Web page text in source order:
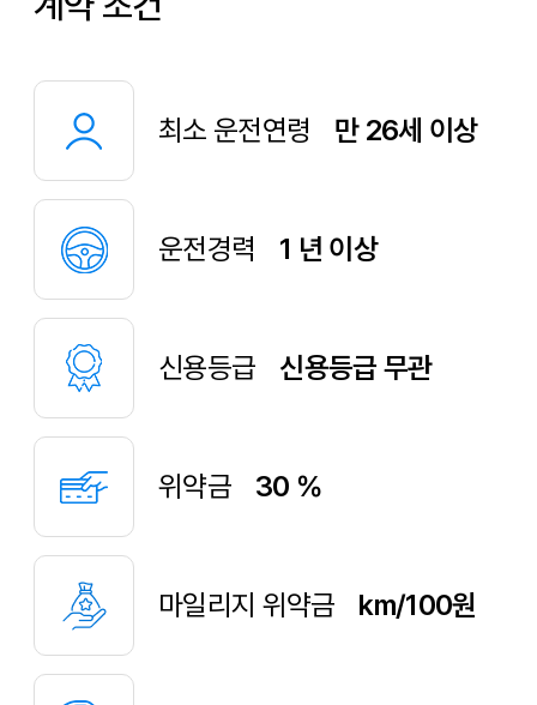
최소 운전연령 만 26세 이상
운전경력 1 년 이상
신용등급 신용등급 무관
위약금 30 %
마일리지 위약금 km/100원